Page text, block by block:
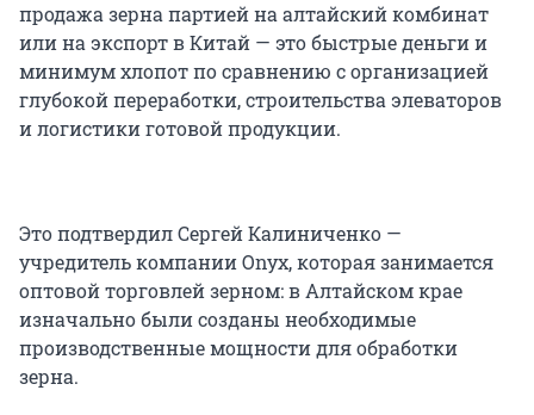
продажа зерна партией на алтайский комбинат
или на экспорт в Китай — это быстрые деньги и
минимум хлопот по сравнению с организацией
глубокой переработки, строительства элеваторов
и логистики готовой продукции.
Это подтвердил Сергей Калиниченко —
учредитель компании Onyx, которая занимается
оптовой торговлей зерном: в Алтайском крае
изначально были созданы необходимые
производственные мощности для обработки
зерна.